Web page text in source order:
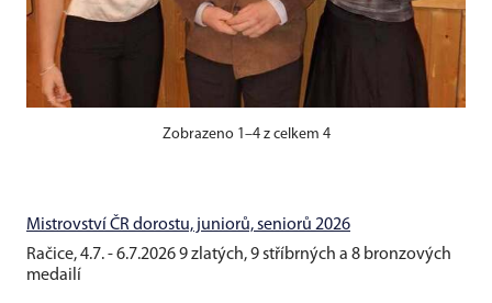
Zobrazeno 1–4 z celkem 4
Mistrovství ČR dorostu, juniorů, seniorů 2026
Račice, 4.7. - 6.7.2026 9 zlatých, 9 stříbrných a 8 bronzových
medailí